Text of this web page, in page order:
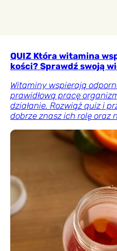
QUIZ Która witamina
kości? Sprawdź swoją
Witaminy wspierają
prawidłową pracę
działanie. Rozwiąż quiz i
dobrze znasz ich rolę oraz